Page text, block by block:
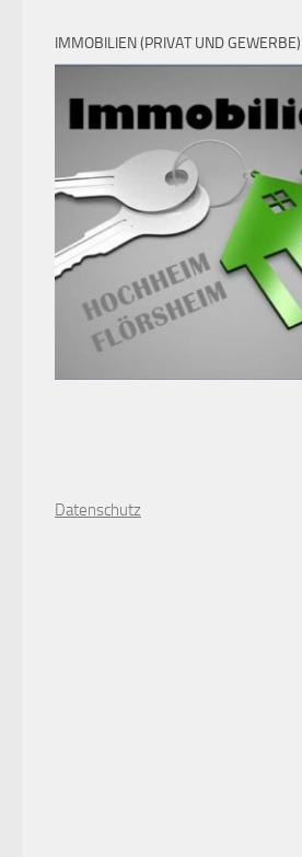
IMMOBILIEN (PRIVAT UND GEWERBE)
Datenschutz